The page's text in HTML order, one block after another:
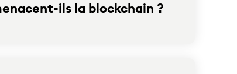
ils la blockchain ?